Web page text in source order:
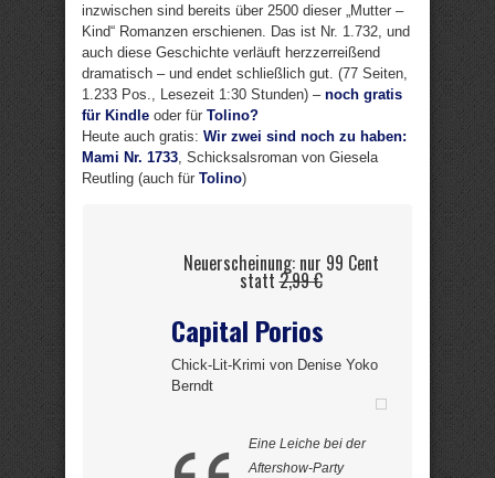
inzwischen sind bereits über 2500 dieser „Mutter –
Kind“ Romanzen erschienen. Das ist Nr. 1.732, und
auch diese Geschichte verläuft herzzerreißend
dramatisch – und endet schließlich gut. (77 Seiten,
1.233 Pos., Lesezeit 1:30 Stunden) – noch gratis
für Kindle oder für Tolino?
Heute auch gratis: Wir zwei sind noch zu haben:
Mami Nr. 1733 , Schicksalsroman von Giesela
Reutling (auch für Tolino)
Neuerscheinung: nur 99 Cent
statt2,99 €
Capital Porios
Chick-Lit-Krimi von Denise Yoko
Berndt
Eine Leiche bei der
Aftershow-Party